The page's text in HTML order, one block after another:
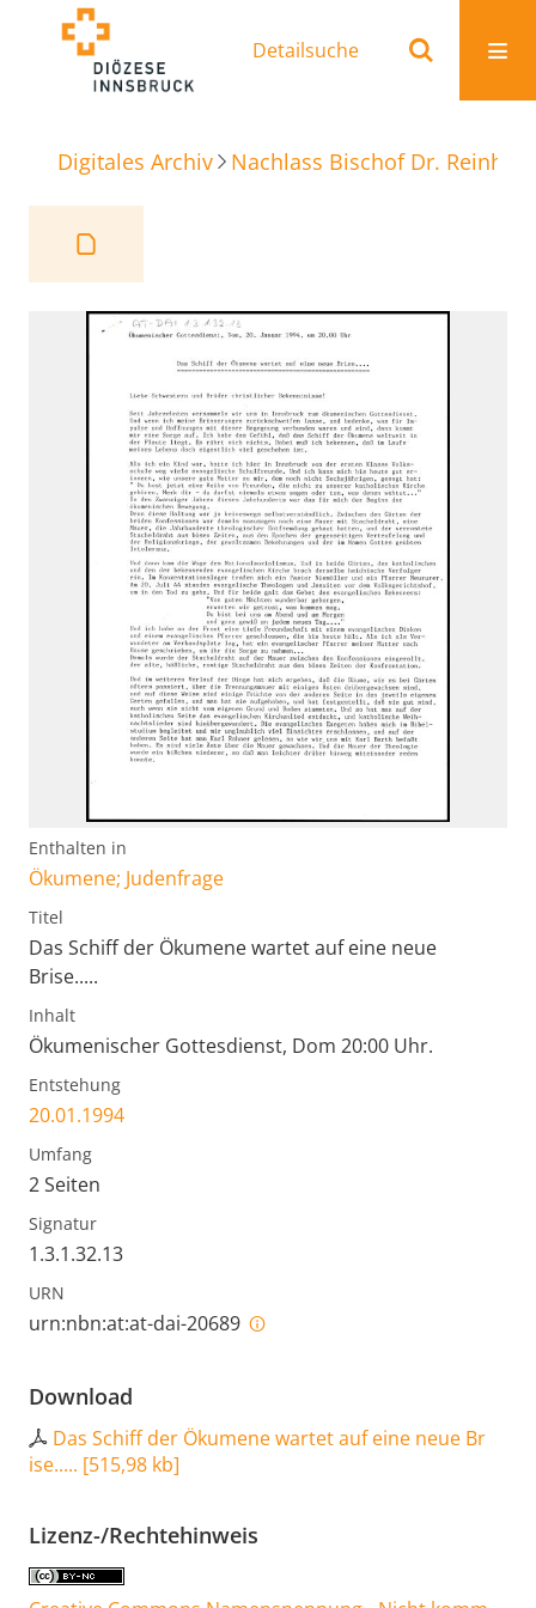
Detailsuche
Digitales Archiv Nachlass Bischof Dr.
Enthalten in
Ökumene; Judenfrage
Titel
Das Schiff der Ökumene wartet auf eine neue
Brise.....
Inhalt
Ökumenischer Gottesdienst, Dom 20:00 Uhr.
Entstehung
20.01.1994
Umfang
2 Seiten
Signatur
1.3.1.32.13
URN
urn:nbn:at:at-dai-20689
Download
Das Schiff der Ökumene wartet auf eine neue Br
ise..... [515,98 kb]
Lizenz-/Rechtehinweis